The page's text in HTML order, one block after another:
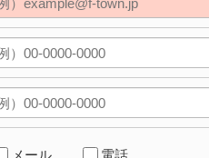
メール 電話